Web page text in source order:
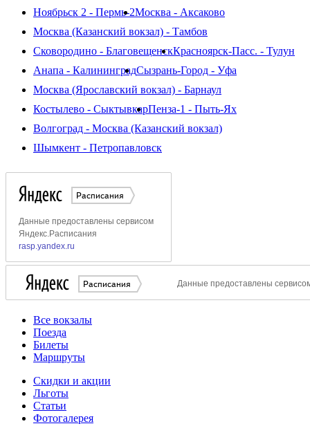
Ноябрьск 2 - Пермь-2Москва - Аксаково
Москва (Казанский вокзал) - Тамбов
Сковородино - БлаговещенскКрасноярск-Пасс. - Тулун
Анапа - КалининградСызрань-Город - Уфа
Москва (Ярославский вокзал) - Барнаул
Костылево - СыктывкарПенза-1 - Пыть-Ях
Волгоград - Москва (Казанский вокзал)
Шымкент - Петропавловск
Все вокзалы
Поезда
Билеты
Маршруты
Скидки и акции
Льготы
Статьи
Фотогалерея